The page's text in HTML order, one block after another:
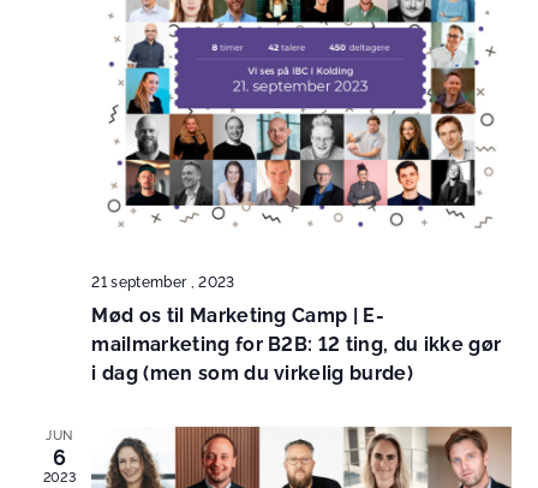
21 september , 2023
Mød os til Marketing Camp | E-
mailmarketing for B2B: 12 ting, du ikke gør
i dag (men som du virkelig burde)
JUN
6
2023